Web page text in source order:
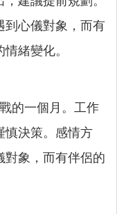
到心儀對象，而有
緒變化。
的一個月。工作
慎決策。感情方
對象，而有伴侶的